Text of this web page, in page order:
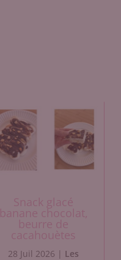
Snack glacé
banane chocolat,
beurre de
cacahouètes
28 Juil 2026 | Les